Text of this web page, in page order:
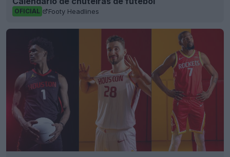
OFICIAL Footy Headlines